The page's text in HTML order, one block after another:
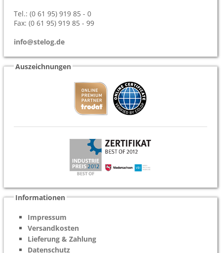
Tel.: (0 61 95) 919 85 - 0
Fax: (0 61 95) 919 85 - 99
info@stelog.de
Auszeichnungen
Informationen
Impressum
Versandkosten
Lieferung & Zahlung
Datenschutz